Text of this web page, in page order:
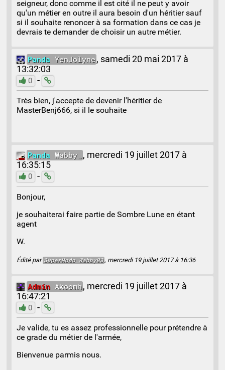
seigneur, donc comme il est cité il ne peut y avoir
qu'un métier en outre il aura besoin d'un héritier sauf
si il souhaite renoncer à sa formation dans ce cas je
devrais te demander de choisir un autre métier.
Panda YenJolyne, samedi 20 mai 2017 à
13:32:03
0 -
Très bien, j'accepte de devenir l'héritier de
MasterBenj666, si il le souhaite
Panda Wabby_ , mercredi 19 juillet 2017 à
16:35:15
0 -
Bonjour,
je souhaiterai faire partie de Sombre Lune en étant
agent
W.
Édité parSuperModoWabby03, mercredi 19 juillet 2017 à 16:36
Admin Akoomh, mercredi 19 juillet 2017 à
16:47:21
0 -
Je valide, tu es assez professionnelle pour prétendre à
ce grade du métier de l'armée,
Bienvenue parmis nous.